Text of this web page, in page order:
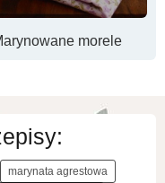
morele
marynata agrestowa